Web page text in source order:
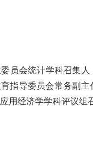
员会统计学科召集
指导委员会常务副
用经济学学科评议组